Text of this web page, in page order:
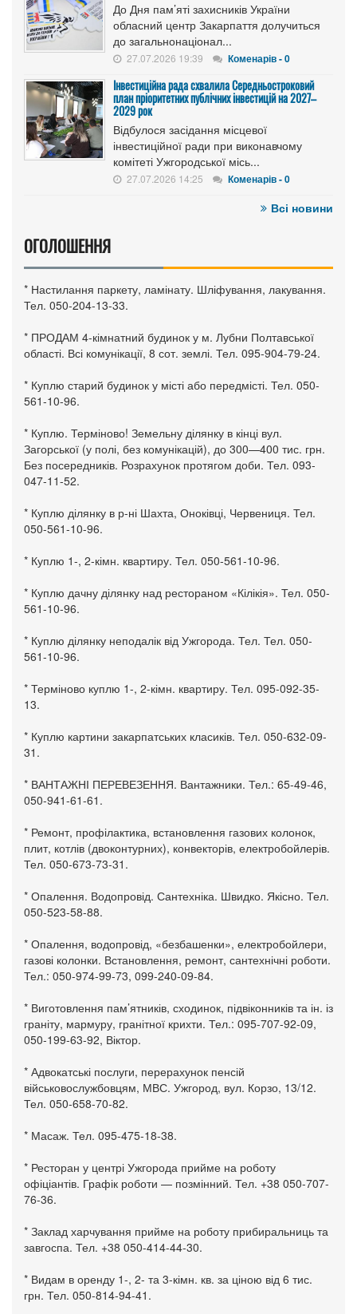
До Дня пам’яті захисників України
обласний центр Закарпаття долучиться
до загальнонаціонал...
27.07.2026 19:39 Коменарів - 0
Інвестиційна рада схвалила Середньостроковий
план пріоритетних публічних інвестицій на 2027–
2029 рок
Відбулося засідання місцевої
інвестиційної ради при виконавчому
комітеті Ужгородської місь...
27.07.2026 14:25 Коменарів - 0
Всі новини
ОГОЛОШЕННЯ
* Настилання паркету, ламінату. Шліфування, лакування.
Тел. 050-204-13-33.
* ПРОДАМ 4-кімнатний будинок у м. Лубни Полтавської
області. Всі комунікації, 8 сот. землі. Тел. 095-904-79-24.
* Куплю старий будинок у місті або передмісті. Тел. 050-
561-10-96.
* Куплю. Терміново! Земельну ділянку в кінці вул.
Загорської (у полі, без комунікацій), до 300—400 тис. грн.
Без посередників. Розрахунок протягом доби. Тел. 093-
047-11-52.
* Куплю ділянку в р-ні Шахта, Оноківці, Червениця. Тел.
050-561-10-96.
* Куплю 1-, 2-кімн. квартиру. Тел. 050-561-10-96.
* Куплю дачну ділянку над рестораном «Кілікія». Тел. 050-
561-10-96.
* Куплю ділянку неподалік від Ужгорода. Тел. Тел. 050-
561-10-96.
* Терміново куплю 1-, 2-кімн. квартиру. Тел. 095-092-35-
13.
* Куплю картини закарпатських класиків. Тел. 050-632-09-
31.
* ВАНТАЖНІ ПЕРЕВЕЗЕННЯ. Вантажники. Тел.: 65-49-46,
050-941-61-61.
* Ремонт, профілактика, встановлення газових колонок,
плит, котлів (двоконтурних), конвекторів, електробойлерів.
Тел. 050-673-73-31.
* Опалення. Водопровід. Сантехніка. Швидко. Якісно. Тел.
050-523-58-88.
* Опалення, водопровід, «безбашенки», електробойлери,
газові колонки. Встановлення, ремонт, сантехнічні роботи.
Тел.: 050-974-99-73, 099-240-09-84.
* Виготовлення пам’ятників, сходинок, підвіконників та ін. із
граніту, мармуру, гранітної крихти. Тел.: 095-707-92-09,
050-199-63-92, Віктор.
* Адвокатські послуги, перерахунок пенсій
військовослужбовцям, МВС. Ужгород, вул. Корзо, 13/12.
Тел. 050-658-70-82.
* Масаж. Тел. 095-475-18-38.
* Ресторан у центрі Ужгорода прийме на роботу
офіціантів. Графік роботи — позмінний. Тел. +38 050-707-
76-36.
* Заклад харчування прийме на роботу прибиральниць та
завгоспа. Тел. +38 050-414-44-30.
* Видам в оренду 1-, 2- та 3-кімн. кв. за ціною від 6 тис.
грн. Тел. 050-814-94-41.